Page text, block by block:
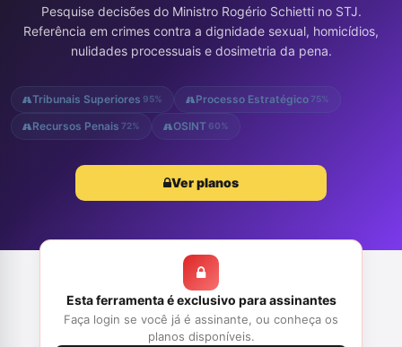
Pesquise decisões do Ministro Rogério Schietti no STJ.
Referência em crimes contra a dignidade sexual, homicídios,
nulidades processuais e dosimetria da pena.
Tribunais Superiores 95% Processo Estratégico75%
Recursos Penais 72% OSINT 60%
Ver planos
Esta ferramenta é exclusivo para assinantes
Faça login se você já é assinante, ou conheça os
planos disponíveis.